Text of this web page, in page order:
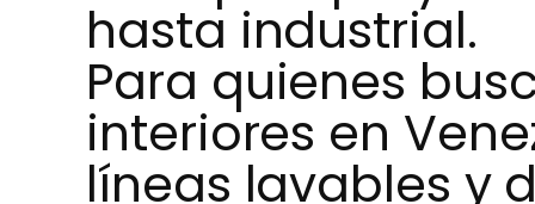
hasta industrial.
Para quienes
interiores en
líneas lavables y